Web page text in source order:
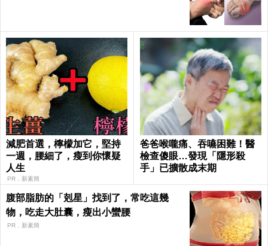
減肥首選，檸檬加它，堅持
一週，腰細了，瘦到你懷疑
人生
PR．新素簡
爸爸喉嚨痛、吞嚥困難！醫
檢查傻眼…發現「隱形殺
手」已擴散成末期
腹部脂肪的「剋星」找到了，常吃這幾
物，吃走大肚囊，瘦出小蠻腰
PR．新素簡